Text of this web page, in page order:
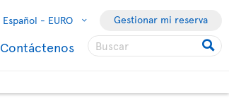
Español - EURO Gestionar mi reserva
Contáctenos